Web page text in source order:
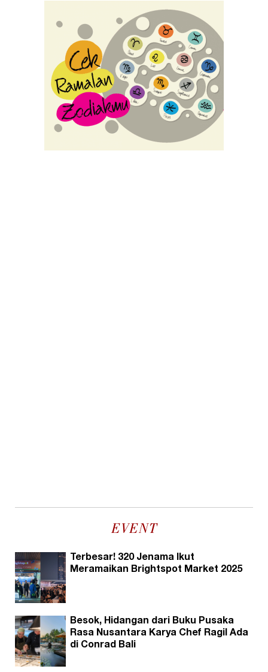
EVENT
Terbesar! 320 Jenama Ikut
Meramaikan Brightspot Market 2025
Besok, Hidangan dari Buku Pusaka
Rasa Nusantara Karya Chef Ragil Ada
di Conrad Bali